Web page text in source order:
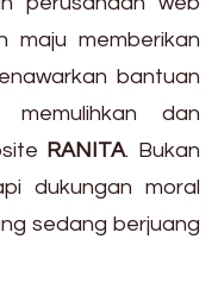
maju memberikan
bantuan
dan
RANITA. Bukan
dukungan moral
sedang berjuang